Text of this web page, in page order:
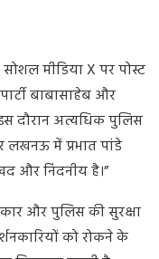
मीडिया X पर पोस्ट
बाबासाहेब और
दौरान अत्यधिक पुलिस
में प्रभात पांडे
और निंदनीय है।”
और पुलिस की सुरक्षा
को रोकने के